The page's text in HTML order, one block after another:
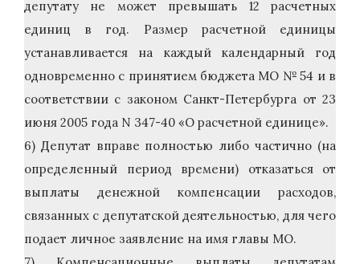
депутату не может превышать 12 расчетных
единиц в год. Размер расчетной единицы
устанавливается на каждый календарный год
одновременно с принятием бюджета МО № 54 и в
соответствии с законом Санкт-Петербурга от 23
июня 2005 года N 347-40 «О расчетной единице».
6) Депутат вправе полностью либо частично (на
определенный период времени) отказаться от
выплаты денежной компенсации расходов,
связанных с депутатской деятельностью, для чего
подает личное заявление на имя главы МО.